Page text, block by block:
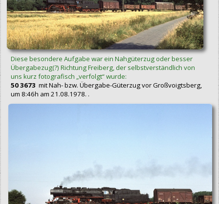
Diese besondere Aufgabe war ein Nahgüterzug oder besser
Übergabezug(?) Richtung Freiberg, der selbstverständlich von
uns kurz fotografisch „verfolgt“ wurde:
50 3673 mit Nah- bzw. Übergabe-Güterzug vor Großvoigtsberg,
um 8:46h am 21.08.1978. .